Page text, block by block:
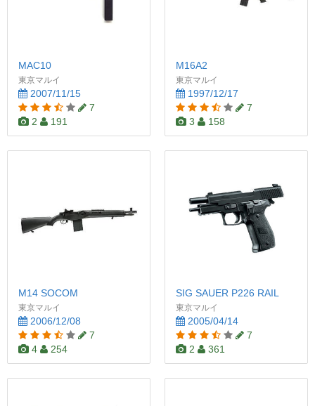
MAC10
東京マルイ
2007/11/15
7
2
191
M16A2
東京マルイ
1997/12/17
7
3
158
M14 SOCOM
東京マルイ
2006/12/08
7
4
254
SIG SAUER P226 RAIL
東京マルイ
2005/04/14
7
2
361